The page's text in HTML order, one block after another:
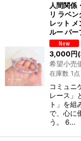
人間関係
リ ラベ
レット
ルー パー
3,000円
希望小売
在庫数 1点
コミュニ
レース」
ト」を組
で、心に
う。 6…